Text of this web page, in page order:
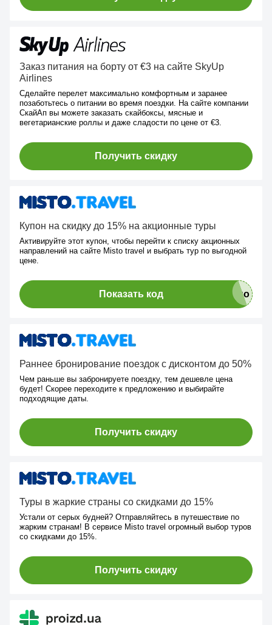
Заказ питания на борту от €3 на сайте SkyUp
Airlines
Сделайте перелет максимально комфортным и заранее
позаботьтесь о питании во время поездки. На сайте компании
СкайАп вы можете заказать скайбоксы, мясные и
вегетарианские роллы и даже сладости по цене от €3.
Получить скидку
Купон на скидку до 15% на акционные туры
Активируйте этот купон, чтобы перейти к списку акционных
направлений на сайте Misto travel и выбрать тур по выгодной
цене.
Показать код
Раннее бронирование поездок с дисконтом до 50%
Чем раньше вы забронируете поездку, тем дешевле цена
будет! Скорее переходите к предложению и выбирайте
подходящие даты.
Получить скидку
Туры в жаркие страны со скидками до 15%
Устали от серых будней? Отправляйтесь в путешествие по
жарким странам! В сервисе Misto travel огромный выбор туров
со скидками до 15%.
Получить скидку